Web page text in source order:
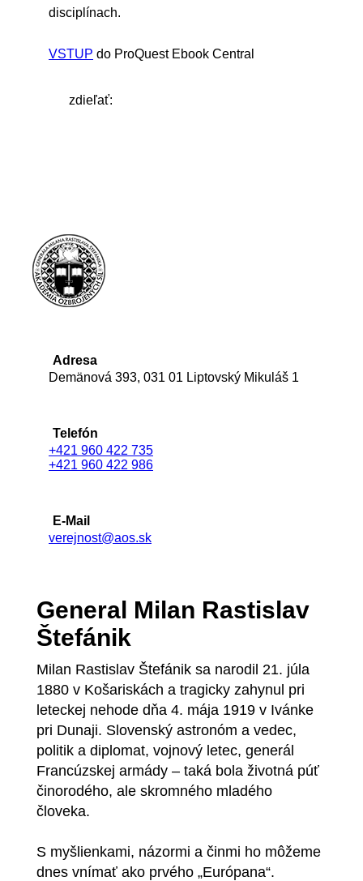
disciplínach.
VSTUP do ProQuest Ebook Central
zdieľať:
Adresa
Demänová 393, 031 01 Liptovský Mikuláš 1
Telefón
+421 960 422 735
+421 960 422 986
E-Mail
verejnost@aos.sk
General Milan Rastislav
Štefánik
Milan Rastislav Štefánik sa narodil 21. júla
1880 v Košariskách a tragicky zahynul pri
leteckej nehode dňa 4. mája 1919 v Ivánke
pri Dunaji. Slovenský astronóm a vedec,
politik a diplomat, vojnový letec, generál
Francúzskej armády – taká bola životná púť
činorodého, ale skromného mladého
človeka.
S myšlienkami, názormi a činmi ho môžeme
dnes vnímať ako prvého „Európana“.